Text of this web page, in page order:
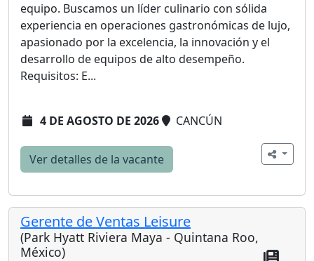
equipo. Buscamos un líder culinario con sólida
experiencia en operaciones gastronómicas de lujo,
apasionado por la excelencia, la innovación y el
desarrollo de equipos de alto desempeño.
Requisitos: E...
4 DE AGOSTO DE 2026 CANCÚN
Ver detalles de la vacante
Gerente de Ventas Leisure
(Park Hyatt Riviera Maya - Quintana Roo,
México)